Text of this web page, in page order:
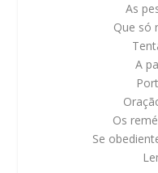
As
Que só
A
Os
Se